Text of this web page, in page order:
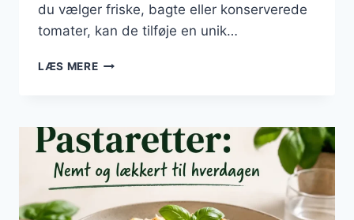
du vælger friske, bagte eller konserverede
tomater, kan de tilføje en unik…
LÆS MEREPASTARETTER
PÅ
TALLERKENEN